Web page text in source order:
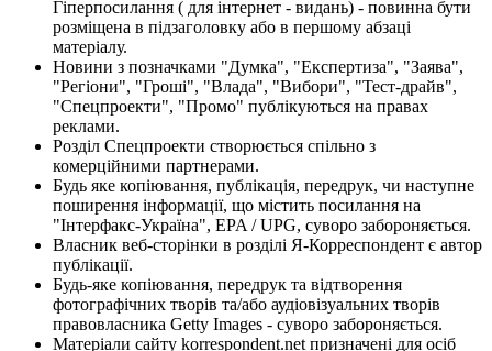
Гіперпосилання ( для інтернет - видань) - повинна бути
розміщена в підзаголовку або в першому абзаці
матеріалу.
Новини з позначками "Думка", "Експертиза", "Заява",
"Регіони", "Гроші", "Влада", "Вибори", "Тест-драйв",
"Спецпроекти", "Промо" публікуються на правах
реклами.
Розділ Спецпроекти створюється спільно з
комерційними партнерами.
Будь яке копіювання, публікація, передрук, чи наступне
поширення інформації, що містить посилання на
"Інтерфакс-Україна", EPA / UPG, суворо забороняється.
Власник веб-сторінки в розділі Я-Корреспондент є автор
публікації.
Будь-яке копіювання, передрук та відтворення
фотографічних творів та/або аудіовізуальних творів
правовласника Getty Images - суворо забороняється.
Матеріали сайту korrespondent.net призначені для осіб